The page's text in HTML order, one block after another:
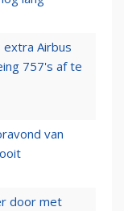
Airbus
757's af te
van
door met